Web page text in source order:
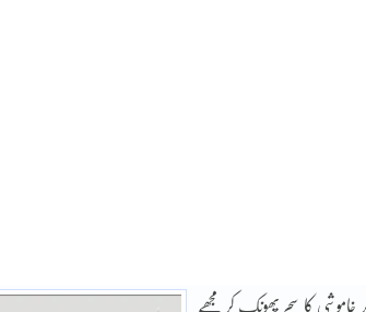
کا سحر پھونک کر مجھے